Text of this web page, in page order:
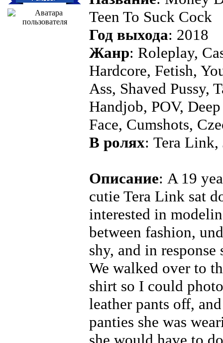
Teen To Suck Cock
Год выхода: 2018
Жанр: Roleplay,
Hardcore, Fetish,
Ass, Shaved Pussy,
Handjob, POV,
Face, Cumshots,
В ролях: Tera Link,
Описание: A 19
cutie Tera Link sat
interested in
between fashion,
shy, and in
We walked over to
shirt so I could
leather pants off,
panties she was